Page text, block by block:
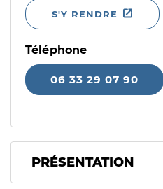
S'Y RENDRE
Téléphone
06 33 29 07 90
PRÉSENTATION